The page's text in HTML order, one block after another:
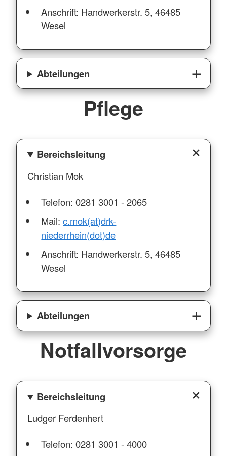
Anschrift: Handwerkerstr. 5, 46485
Wesel
Abteilungen
Pflege
Bereichsleitung
Christian Mok
Telefon: 0281 3001 - 2065
Mail:c.mok(at)drk-
niederrhein(dot)de
Anschrift: Handwerkerstr. 5, 46485
Wesel
Abteilungen
Notfallvorsorge
Bereichsleitung
Ludger Ferdenhert
Telefon: 0281 3001 - 4000